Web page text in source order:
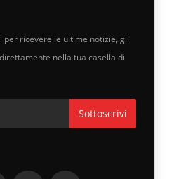
per ricevere le ultime notizie, gli
nella tua casella di
Sottoscrivi